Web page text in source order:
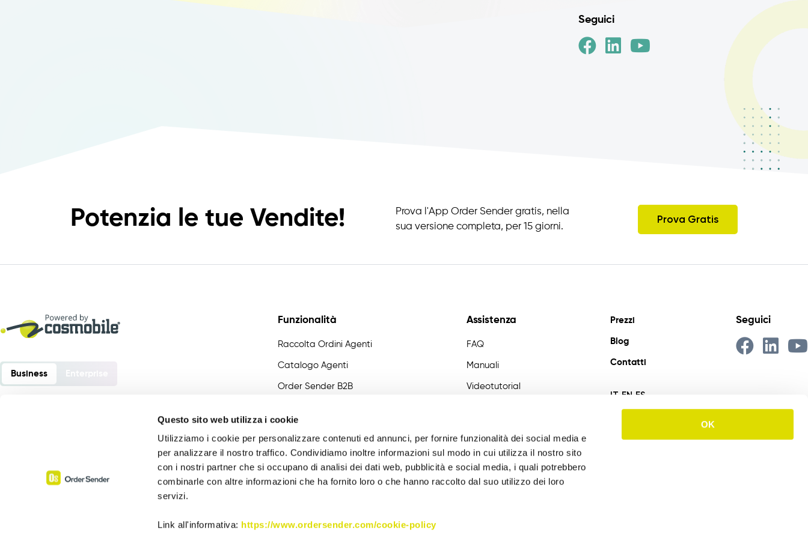
Questo sito web utilizza i cookie
Utilizziamo i cookie per personalizzare contenuti ed annunci, per fornire funzionalità dei social media e
per analizzare il nostro traffico. Condividiamo inoltre informazioni sul modo in cui utilizza il nostro sito
con i nostri partner che si occupano di analisi dei dati web, pubblicità e social media, i quali potrebbero
combinarle con altre informazioni che ha fornito loro o che hanno raccolto dal suo utilizzo dei loro
servizi.
Link all'informativa: https://www.ordersender.com/cookie-policy
OK
Seguici
Potenzia le tue Vendite!
Prova l'App Order Sender gratis, nella
sua versione completa, per 15 giorni.
Prova Gratis
Business
Order Sender è un software sviluppato da:
Via Europa 6 – 40061 Minerbio (BO) – Italia
Funzionalità
Raccolta Ordini Agenti
Catalogo Agenti
Order Sender B2B
Anagrafiche Certificate
Provvigioni
Assistenza
FAQ
Manuali
Videotutorial
Prezzi
Blog
Contatti
IT EN ES
Seguici